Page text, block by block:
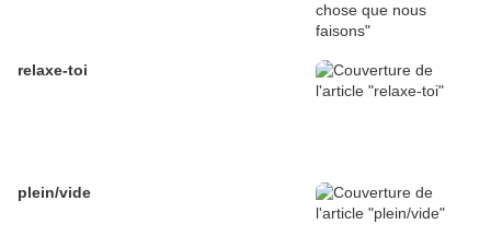
relaxe-toi
plein/vide